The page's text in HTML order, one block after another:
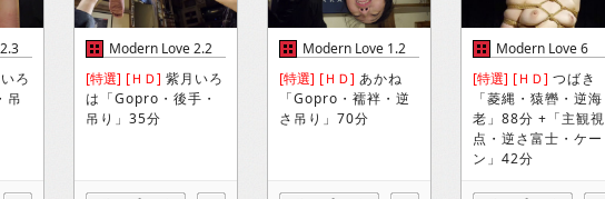
ろ
吊
Modern Love 2.2
[特選] [ＨＤ] 紫月いろ
は「Gopro・後手・
吊り」35分
Modern Love 1.2
[特選] [ＨＤ] あかね
「Gopro・襦袢・逆
さ吊り」70分
Modern Love 6
[特選] [ＨＤ] つばき
「菱縄・猿轡・逆海
老」88分 +「主観視
点・逆さ富士・ケー
ン」42分